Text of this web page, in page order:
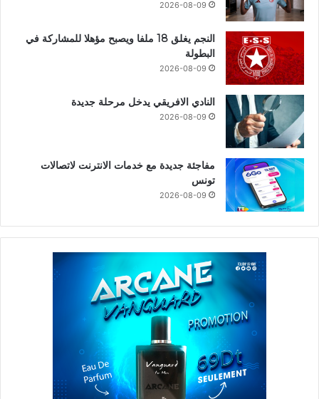
2026-08-09
النجم يغلق 18 ملفا ويصبح مؤهلا للمشاركة في
البطولة
2026-08-09
النادي الافريقي يدخل مرحلة جديدة
2026-08-09
مفاجئة جديدة مع خدمات الانترنت لاتصالات
تونس
2026-08-09